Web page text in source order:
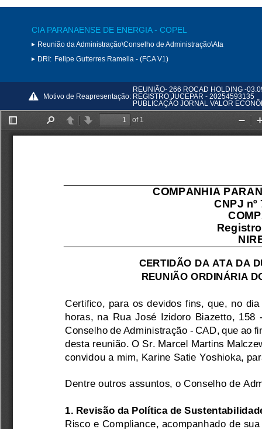
CIA PARANAENSE DE ENERGIA - COPEL
Reunião da Administração\Conselho de Administração\Ata
DRI: Felipe Gutterres Ramella - (FCA V1)
Motivo de Reapresentação:
REUNIÃO- 266 ROCAD HOLDING -
REGISTRO JUCEPAR - 20254593135
PUBLICAÇÃO JORNAL VALOR